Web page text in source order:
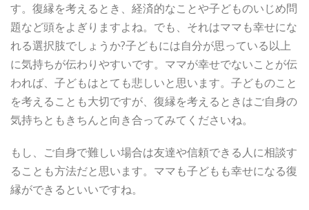
す。復縁を考えるとき、経済的なことや子どものいじめ問
題など頭をよぎりますよね。でも、それはママも幸せにな
れる選択肢でしょうか?子どもには自分が思っている以上
に気持ちが伝わりやすいです。ママが幸せでないことが伝
われば、子どもはとても悲しいと思います。子どものこと
を考えることも大切ですが、復縁を考えるときはご自身の
気持ちともきちんと向き合ってみてくださいね。
もし、ご自身で難しい場合は友達や信頼できる人に相談す
ることも方法だと思います。ママも子どもも幸せになる復
縁ができるといいですね。